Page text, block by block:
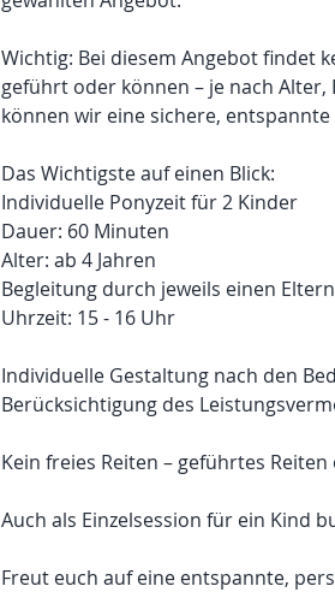
Wichtig: Bei diesem Angebot findet
geführt oder können – je nach
können wir eine sichere,
Das Wichtigste auf einen Blick:
Individuelle Ponyzeit für 2 Kinder
Dauer: 60 Minuten
Alter: ab 4 Jahren
Begleitung durch jeweils einen
Uhrzeit: 15 - 16 Uhr
Individuelle Gestaltung nach den
Berücksichtigung des
Kein freies Reiten – geführtes
Auch als Einzelsession für ein Kind
Freut euch auf eine entspannte,